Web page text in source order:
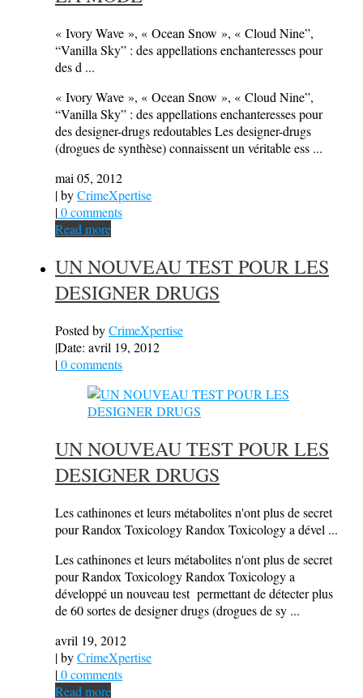
« Ivory Wave », « Ocean Snow », « Cloud Nine”,
“Vanilla Sky” : des appellations enchanteresses pour
des d ...
« Ivory Wave », « Ocean Snow », « Cloud Nine”,
“Vanilla Sky” : des appellations enchanteresses pour
des designer-drugs redoutables Les designer-drugs
(drogues de synthèse) connaissent un véritable ess ...
mai 05, 2012
| byCrimeXpertise
|0 comments
Read more
UN NOUVEAU TEST POUR LES
DESIGNER DRUGS
Posted byCrimeXpertise
|Date: avril 19, 2012
|0 comments
UN NOUVEAU TEST POUR LES
DESIGNER DRUGS
Les cathinones et leurs métabolites n'ont plus de secret
pour Randox Toxicology Randox Toxicology a dével ...
Les cathinones et leurs métabolites n'ont plus de secret
pour Randox Toxicology Randox Toxicology a
développé un nouveau test permettant de détecter plus
de 60 sortes de designer drugs (drogues de sy ...
avril 19, 2012
| byCrimeXpertise
|0 comments
Read more